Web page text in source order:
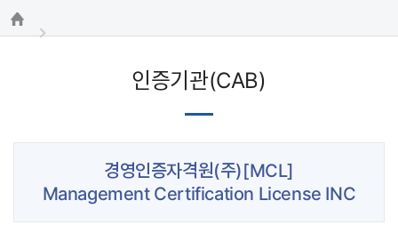
인증기관(CAB)
경영인증자격원(주)[MCL]
Management Certification License INC